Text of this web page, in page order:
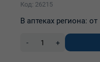
Код: 26215
В аптеках региона: от
- +